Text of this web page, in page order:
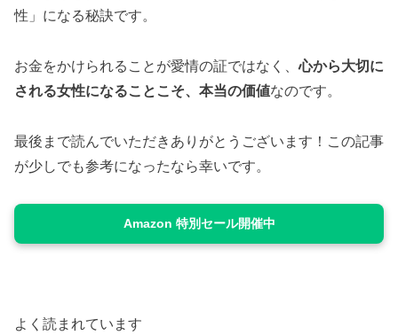
性」になる秘訣です。
お金をかけられることが愛情の証ではなく、心から大切に
される女性になることこそ、本当の価値なのです。
最後まで読んでいただきありがとうございます！この記事
が少しでも参考になったなら幸いです。
Amazon 特別セール開催中
よく読まれています